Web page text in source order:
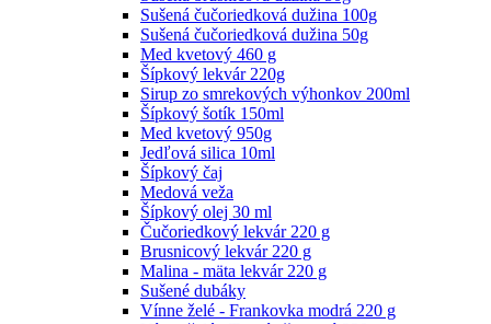
Sušená čučoriedková dužina 100g
Sušená čučoriedková dužina 50g
Med kvetový 460 g
Šípkový lekvár 220g
Sirup zo smrekových výhonkov 200ml
Šípkový šotík 150ml
Med kvetový 950g
Jedľová silica 10ml
Šípkový čaj
Medová veža
Šípkový olej 30 ml
Čučoriedkový lekvár 220 g
Brusnicový lekvár 220 g
Malina - mäta lekvár 220 g
Sušené dubáky
Vínne želé - Frankovka modrá 220 g